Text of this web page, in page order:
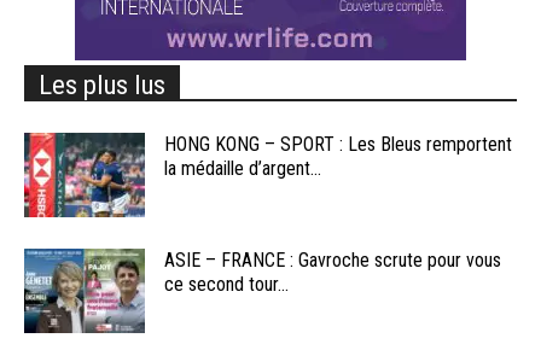
Les plus lus
HONG KONG – SPORT : Les Bleus remportent
la médaille d’argent...
ASIE – FRANCE : Gavroche scrute pour vous
ce second tour...